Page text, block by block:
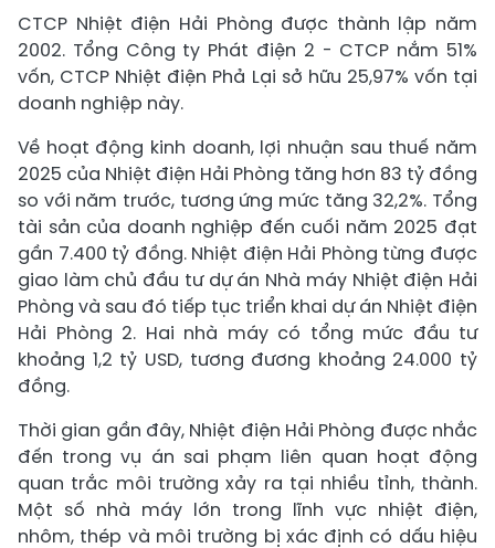
CTCP Nhiệt điện Hải Phòng được thành lập năm
2002. Tổng Công ty Phát điện 2 - CTCP nắm 51%
vốn, CTCP Nhiệt điện Phả Lại sở hữu 25,97% vốn tại
doanh nghiệp này.
Về hoạt động kinh doanh, lợi nhuận sau thuế năm
2025 của Nhiệt điện Hải Phòng tăng hơn 83 tỷ đồng
so với năm trước, tương ứng mức tăng 32,2%. Tổng
tài sản của doanh nghiệp đến cuối năm 2025 đạt
gần 7.400 tỷ đồng. Nhiệt điện Hải Phòng từng được
giao làm chủ đầu tư dự án Nhà máy Nhiệt điện Hải
Phòng và sau đó tiếp tục triển khai dự án Nhiệt điện
Hải Phòng 2. Hai nhà máy có tổng mức đầu tư
khoảng 1,2 tỷ USD, tương đương khoảng 24.000 tỷ
đồng.
Thời gian gần đây, Nhiệt điện Hải Phòng được nhắc
đến trong vụ án sai phạm liên quan hoạt động
quan trắc môi trường xảy ra tại nhiều tỉnh, thành.
Một số nhà máy lớn trong lĩnh vực nhiệt điện,
nhôm, thép và môi trường bị xác định có dấu hiệu